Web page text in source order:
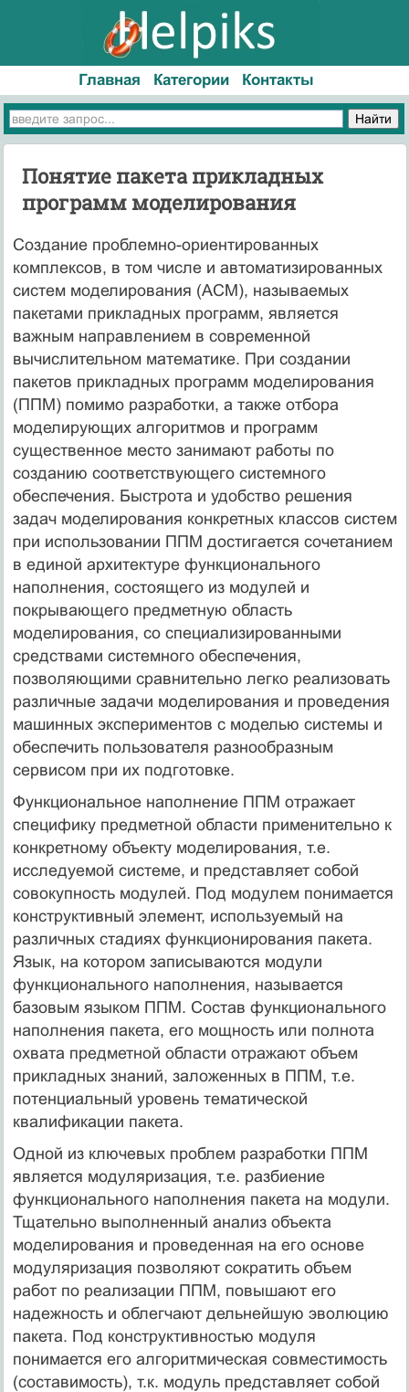
Главная Категории Контакты
Понятие пакета прикладных
программ моделирования
Создание проблемно-ориентированных
комплексов, в том числе и автоматизированных
систем моделирования (АСМ), называемых
пакетами прикладных программ, является
важным направлением в современной
вычислительном математике. При создании
пакетов прикладных программ моделирования
(ППМ) помимо разработки, а также отбора
моделирующих алгоритмов и программ
существенное место занимают работы по
созданию соответствующего системного
обеспечения. Быстрота и удобство решения
задач моделирования конкретных классов систем
при использовании ППМ достигается сочетанием
в единой архитектуре функционального
наполнения, состоящего из модулей и
покрывающего предметную область
моделирования, со специализированными
средствами системного обеспечения,
позволяющими сравнительно легко реализовать
различные задачи моделирования и проведения
машинных экспериментов с моделью системы и
обеспечить пользователя разнообразным
сервисом при их подготовке.
Функциональное наполнение ППМ отражает
специфику предметной области применительно к
конкретному объекту моделирования, т.е.
исследуемой системе, и представляет собой
совокупность модулей. Под модулем понимается
конструктивный элемент, используемый на
различных стадиях функционирования пакета.
Язык, на котором записываются модули
функционального наполнения, называется
базовым языком ППМ. Состав функционального
наполнения пакета, его мощность или полнота
охвата предметной области отражают объем
прикладных знаний, заложенных в ППМ, т.е.
потенциальный уровень тематической
квалификации пакета.
Одной из ключевых проблем разработки ППМ
является модуляризация, т.е. разбиение
функционального наполнения пакета на модули.
Тщательно выполненный анализ объекта
моделирования и проведенная на его основе
модуляризация позволяют сократить объем
работ по реализации ППМ, повышают его
надежность и облегчают дельнейшую эволюцию
пакета. Под конструктивностью модуля
понимается его алгоритмическая совместимость
(составимость), т.к. модуль представляет собой